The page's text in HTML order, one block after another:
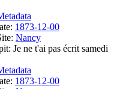
1873-12-00
Nancy
Je ne t'ai pas écrit samedi
1873-12-00